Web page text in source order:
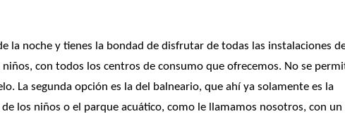
la noche y tienes la bondad de disfrutar de todas las instalaciones
con todos los centros de consumo que ofrecemos. No se
La segunda opción es la del balneario, que ahí ya solamente es la
los niños o el parque acuático, como le llamamos nosotros, con un